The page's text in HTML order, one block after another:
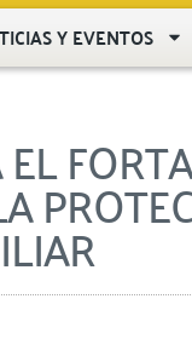
Y EVENTOS